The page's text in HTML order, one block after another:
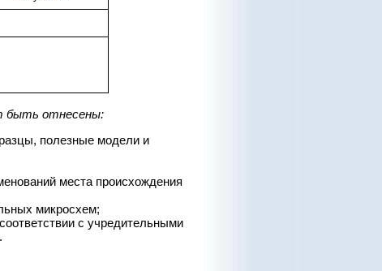
быть отнесены:
полезные модели и
места происхождения
микросхем;
с учредительными